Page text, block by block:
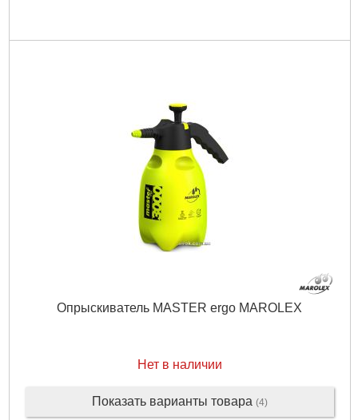
Опрыскиватель MASTER ergo MAROLEX
Нет в наличии
Показать варианты товара (4)